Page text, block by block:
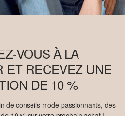
VOUS À LA
ET RECEVEZ UNE
DE 10 %
de conseils mode passionnants, des